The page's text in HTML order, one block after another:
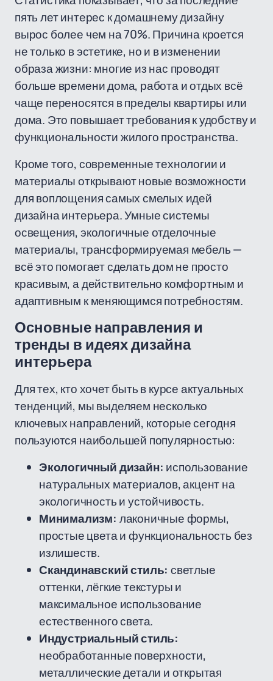
пять лет интерес к домашнему дизайну
вырос более чем на 70%. Причина кроется
не только в эстетике, но и в изменении
образа жизни: многие из нас проводят
больше времени дома, работа и отдых всё
чаще переносятся в пределы квартиры или
дома. Это повышает требования к удобству и
функциональности жилого пространства.
Кроме того, современные технологии и
материалы открывают новые возможности
для воплощения самых смелых идей
дизайна интерьера. Умные системы
освещения, экологичные отделочные
материалы, трансформируемая мебель —
всё это помогает сделать дом не просто
красивым, а действительно комфортным и
адаптивным к меняющимся потребностям.
Основные направления и
тренды в идеях дизайна
интерьера
Для тех, кто хочет быть в курсе актуальных
тенденций, мы выделяем несколько
ключевых направлений, которые сегодня
пользуются наибольшей популярностью:
Экологичный дизайн: использование
натуральных материалов, акцент на
экологичность и устойчивость.
Минимализм: лаконичные формы,
простые цвета и функциональность без
излишеств.
Скандинавский стиль: светлые
оттенки, лёгкие текстуры и
максимальное использование
естественного света.
Индустриальный стиль:
необработанные поверхности,
металлические детали и открытая